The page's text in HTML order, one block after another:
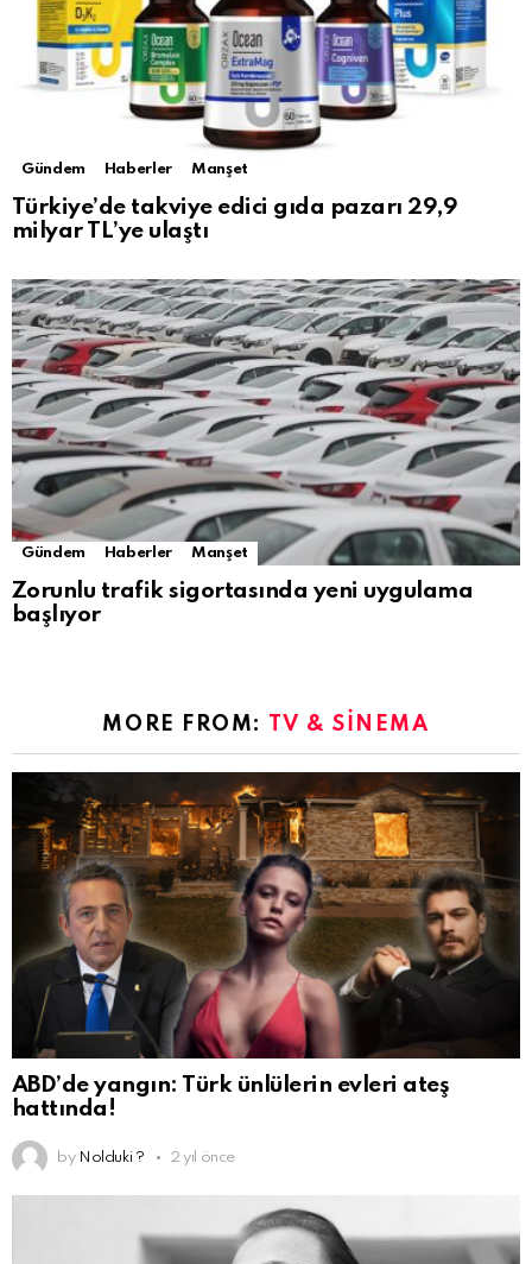
Gündem Haberler Manşet
Türkiye’de takviye edici gıda pazarı 29,9
milyar TL’ye ulaştı
Gündem Haberler Manşet
Zorunlu trafik sigortasında yeni uygulama
başlıyor
MORE FROM: TV & SINEMA
ABD’de yangın: Türk ünlülerin evleri ateş
hattında!
by Nolduki ? 2 yıl önce